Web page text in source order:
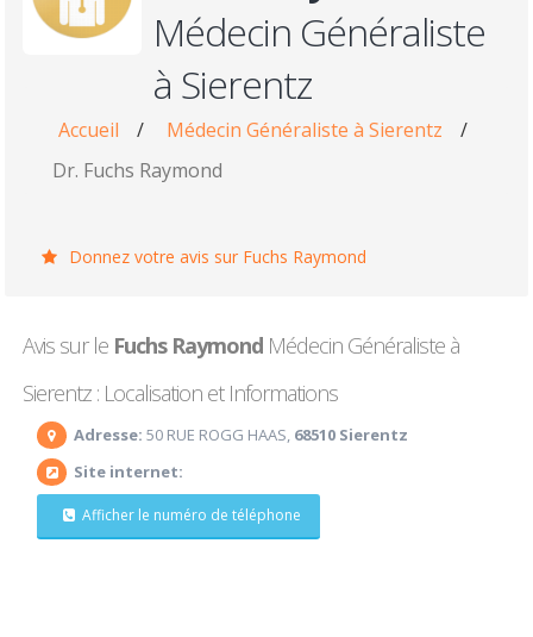
Médecin Généraliste
à Sierentz
Accueil / Médecin Généraliste à Sierentz
/
Dr. Fuchs Raymond
Donnez votre avis sur Fuchs Raymond
Avis sur le Fuchs Raymond Médecin Généraliste à
Sierentz : Localisation et Informations
Adresse: 50 RUE ROGG HAAS, 68510 Sierentz
Site internet:
Afficher le numéro de téléphone